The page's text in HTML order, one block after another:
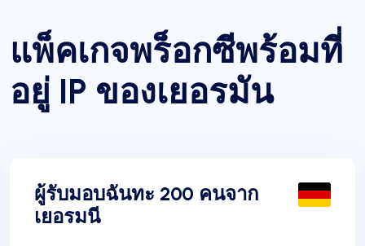
แพ็คเกจพร็อกซีพร้อมที่
อยู่ IP ของเยอรมัน
ผู้รับมอบฉันทะ 200 คนจาก
เยอรมนี